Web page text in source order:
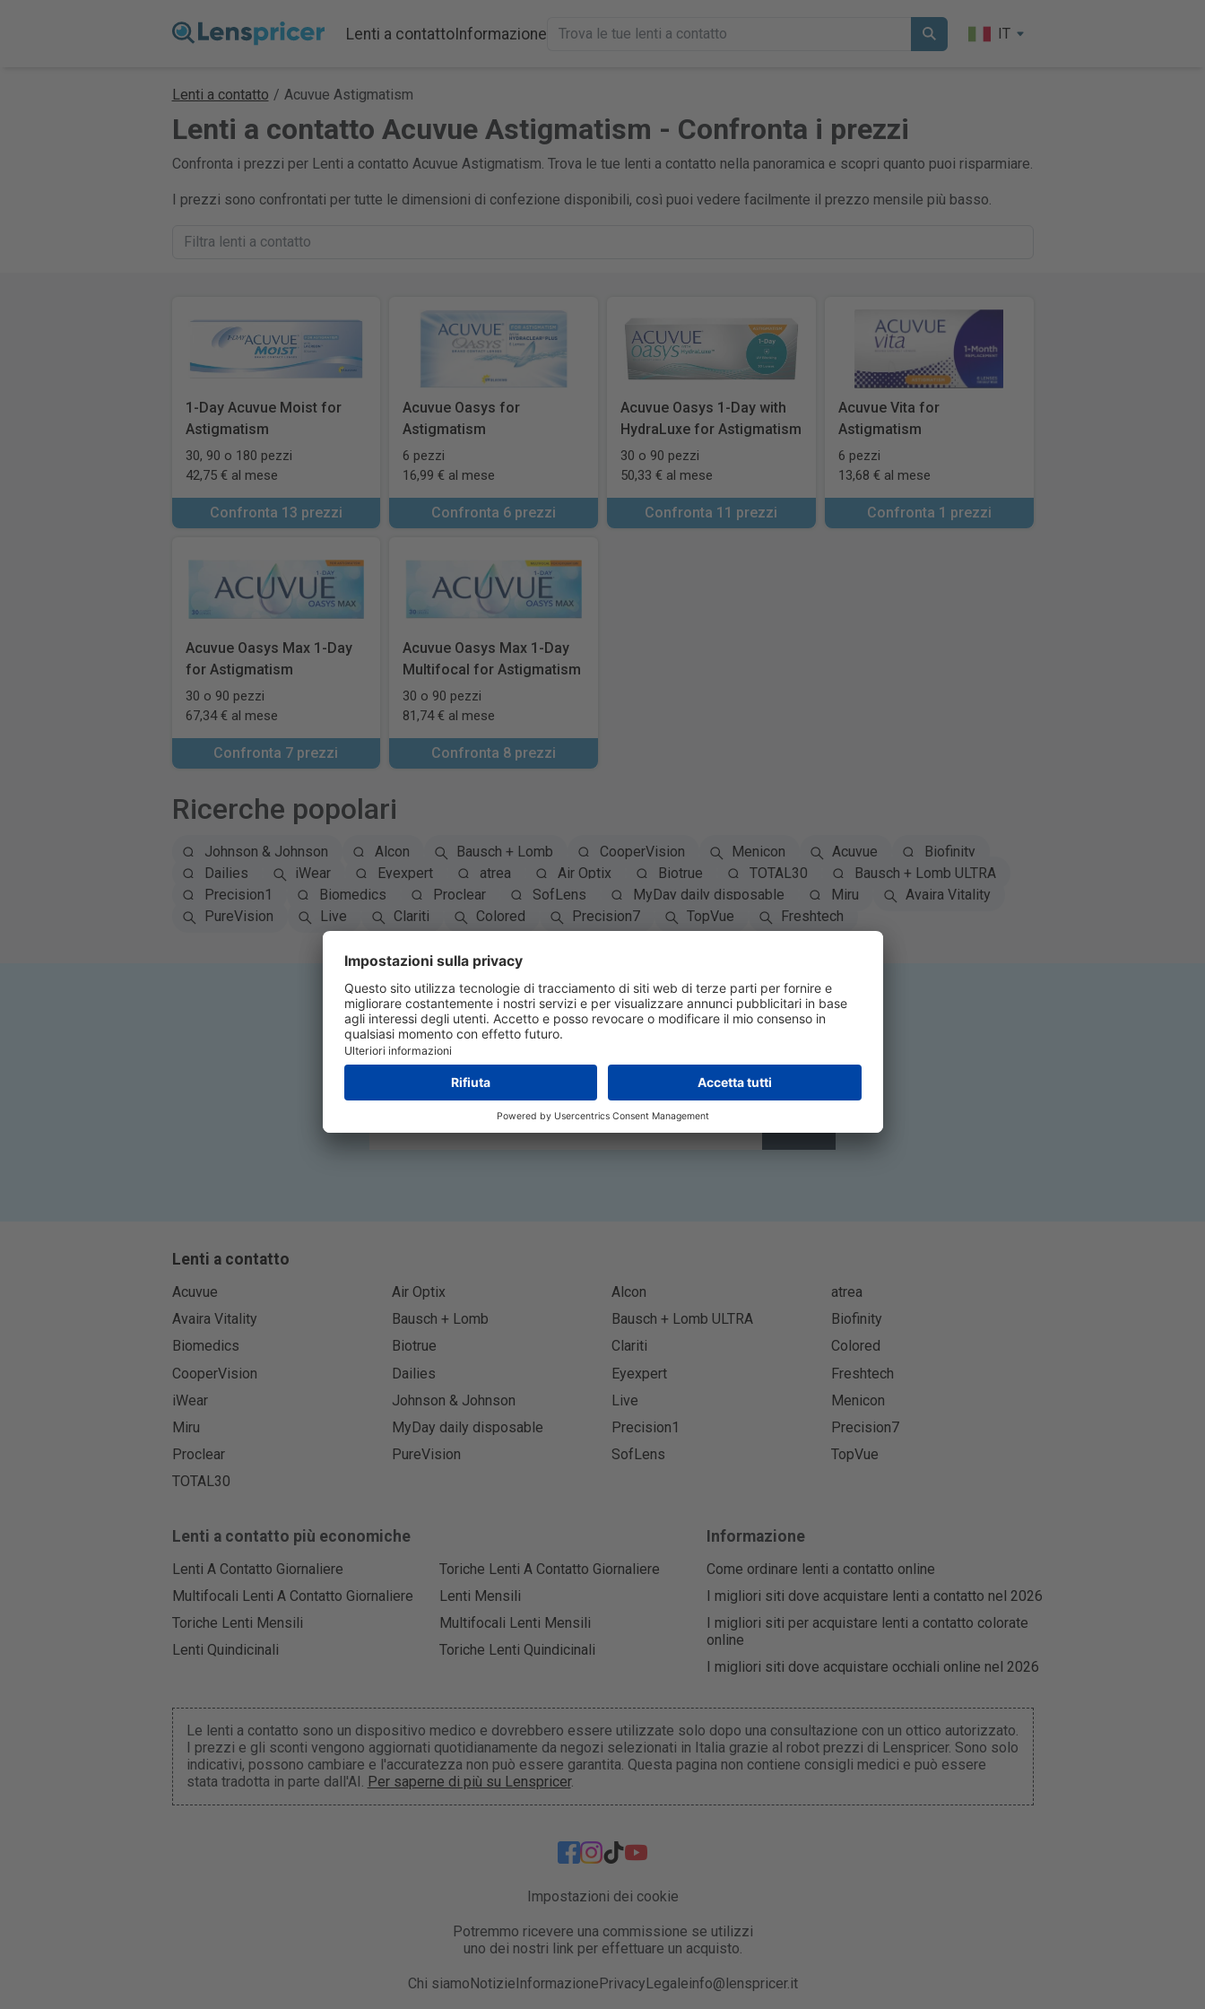
Lenti a contattoInformazione IT
Lenti a contatto / Acuvue Astigmatism
Lenti a contatto Acuvue Astigmatism - Confronta i prezzi
Confronta i prezzi per Lenti a contatto Acuvue Astigmatism. Trova le tue lenti a contatto nella panoramica e scopri quanto puoi risparmiare.
I prezzi sono confrontati per tutte le dimensioni di confezione disponibili, così puoi vedere facilmente il prezzo mensile più basso.
1-Day Acuvue Moist for
Astigmatism
30, 90 o 180 pezzi
42,75 € al mese
Confronta 13 prezzi
Acuvue Oasys for
Astigmatism
6 pezzi
16,99 € al mese
Confronta 6 prezzi
Acuvue Oasys 1-Day with
HydraLuxe for Astigmatism
30 o 90 pezzi
50,33 € al mese
Confronta 11 prezzi
Acuvue Vita for
Astigmatism
6 pezzi
13,68 € al mese
Confronta 1 prezzi
Acuvue Oasys Max 1-Day
for Astigmatism
30 o 90 pezzi
67,34 € al mese
Confronta 7 prezzi
Acuvue Oasys Max 1-Day
Multifocal for Astigmatism
30 o 90 pezzi
81,74 € al mese
Confronta 8 prezzi
Ricerche popolari
Johnson & Johnson Alcon Bausch + Lomb CooperVision Menicon Acuvue
Biofinity
Dailies
iWear Eyexpert atrea Air Optix Biotrue TOTAL30
Bausch + Lomb ULTRA
Precision1
Biomedics Proclear SofLens MyDay daily disposable Miru
Avaira Vitality
PureVision
Live Clariti Colored Precision7 TopVue Freshtech
Iscriviti alla Newsletter
Lenti a contatto
Acuvue Air Optix Alcon
atrea
Avaira Vitality
Bausch + Lomb Bausch + Lomb ULTRA
Biofinity
Biomedics
Biotrue Clariti
Colored
CooperVision
Dailies Eyexpert
Freshtech
iWear
Johnson & Johnson Live
Menicon
Miru
MyDay daily disposable Precision1
Precision7
Proclear
PureVision SofLens
TopVue
TOTAL30
Lenti a contatto più economiche
Lenti A Contatto Giornaliere
Toriche Lenti A Contatto Giornaliere
Multifocali Lenti A Contatto Giornaliere
Lenti Mensili
Toriche Lenti Mensili
Multifocali Lenti Mensili
Lenti Quindicinali
Toriche Lenti Quindicinali
Informazione
Come ordinare lenti a contatto online
I migliori siti dove acquistare lenti a contatto nel 2026
I migliori siti per acquistare lenti a contatto colorate
online
I migliori siti dove acquistare occhiali online nel 2026
Le lenti a contatto sono un dispositivo medico e dovrebbero essere utilizzate solo dopo una consultazione con un ottico autorizzato.
I prezzi e gli sconti vengono aggiornati quotidianamente da negozi selezionati in Italia grazie al robot prezzi di Lenspricer. Sono solo
indicativi, possono cambiare e l'accuratezza non può essere garantita. Questa pagina non contiene consigli medici e può essere
stata tradotta in parte dall'AI. Per saperne di più su Lenspricer.
Impostazioni dei cookie
Potremmo ricevere una commissione se utilizzi
uno dei nostri link per effettuare un acquisto.
Chi siamo Notizie Informazione Privacy Legaleinfo@lenspricer.it